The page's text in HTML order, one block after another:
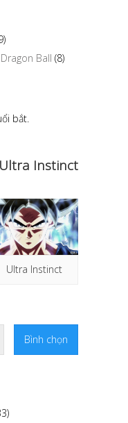
Ball (8)
bắt.
Instinct
Ultra Instinct
Bình chọn